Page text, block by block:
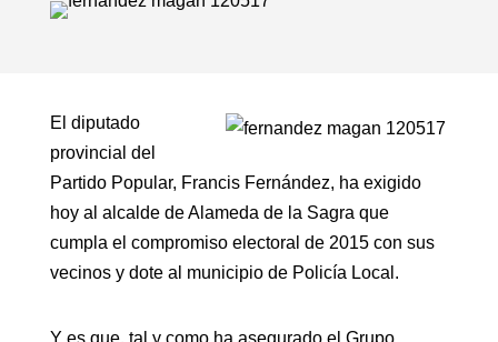
El diputado
provincial del
Partido Popular, Francis Fernández, ha exigido
hoy al alcalde de Alameda de la Sagra que
cumpla el compromiso electoral de 2015 con sus
vecinos y dote al municipio de Policía Local.
Y es que, tal y como ha asegurado el Grupo